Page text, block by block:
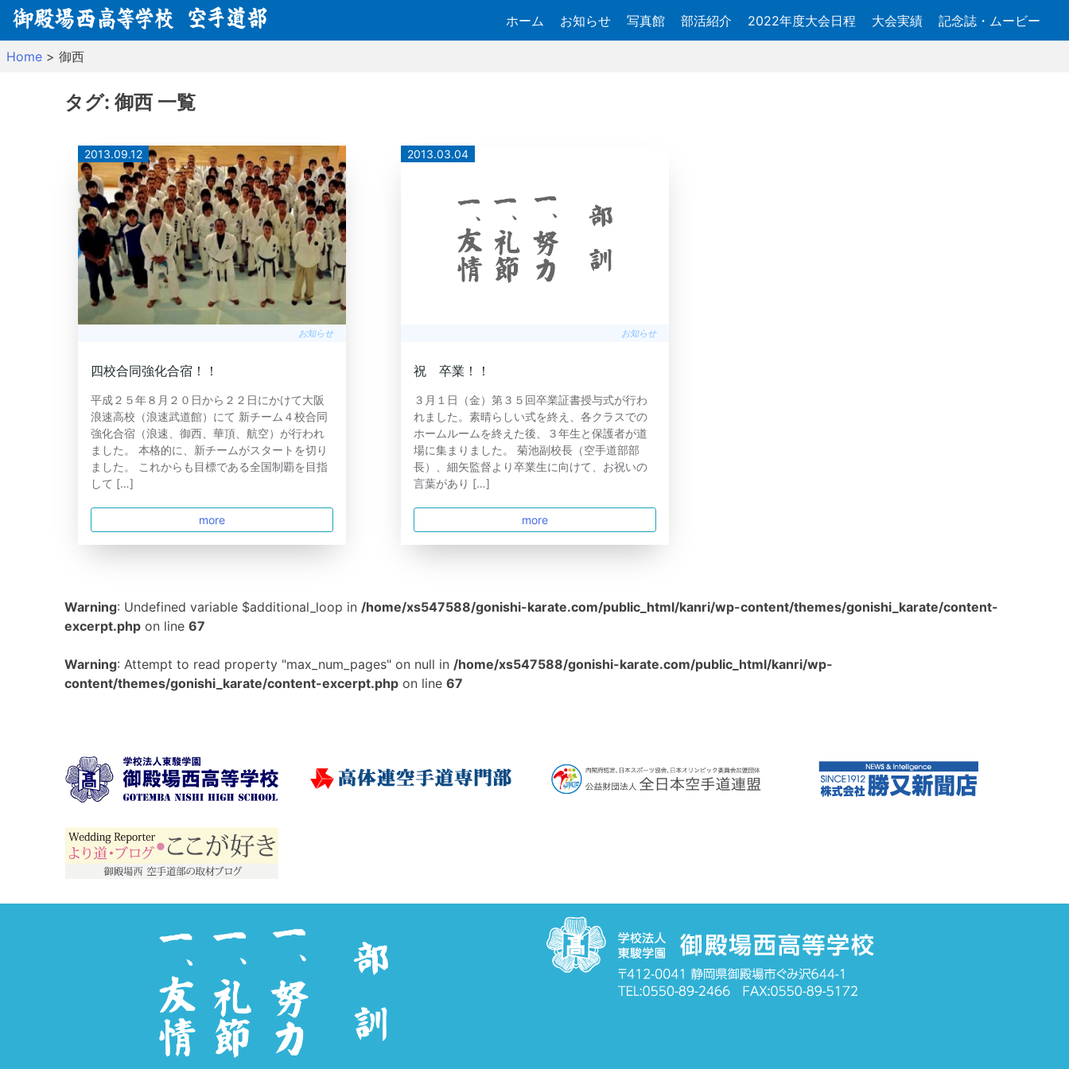
Skip
ホーム お知らせ 写真館 部活紹介 2022年度大会日程 大会実績 記念誌・ムービー
Home > 御西
タグ: 御西一覧
2013.09.12
お知らせ
四校合同強化合宿！！
平成２５年８月２０日から２２日にかけて大阪
浪速高校（浪速武道館）にて 新チーム４校合同
強化合宿（浪速、御西、華頂、航空）が行われ
ました。 本格的に、新チームがスタートを切り
ました。 これからも目標である全国制覇を目指
して […]
more
2013.03.04
お知らせ
祝 卒業！！
３月１日（金）第３５回卒業証書授与式が行わ
れました。素晴らしい式を終え、各クラスでの
ホームルームを終えた後、３年生と保護者が道
場に集まりました。 菊池副校長（空手道部部
長）、細矢監督より卒業生に向けて、お祝いの
言葉があり […]
more
Warning: Undefined variable $additional_loop in /home/xs547588/gonishi-karate.com/public_html/kanri/wp-content/themes/gonishi_karate/content-
excerpt.phpon line 67
Warning: Attempt to read property "max_num_pages" on null in /home/xs547588/gonishi-karate.com/public_html/kanri/wp-
content/themes/gonishi_karate/content-excerpt.phpon line 67